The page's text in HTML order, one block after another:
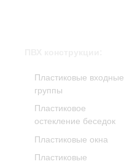
Пластиковые входные
группы
Пластиковое
остекление беседок
Пластиковые окна
Пластиковые